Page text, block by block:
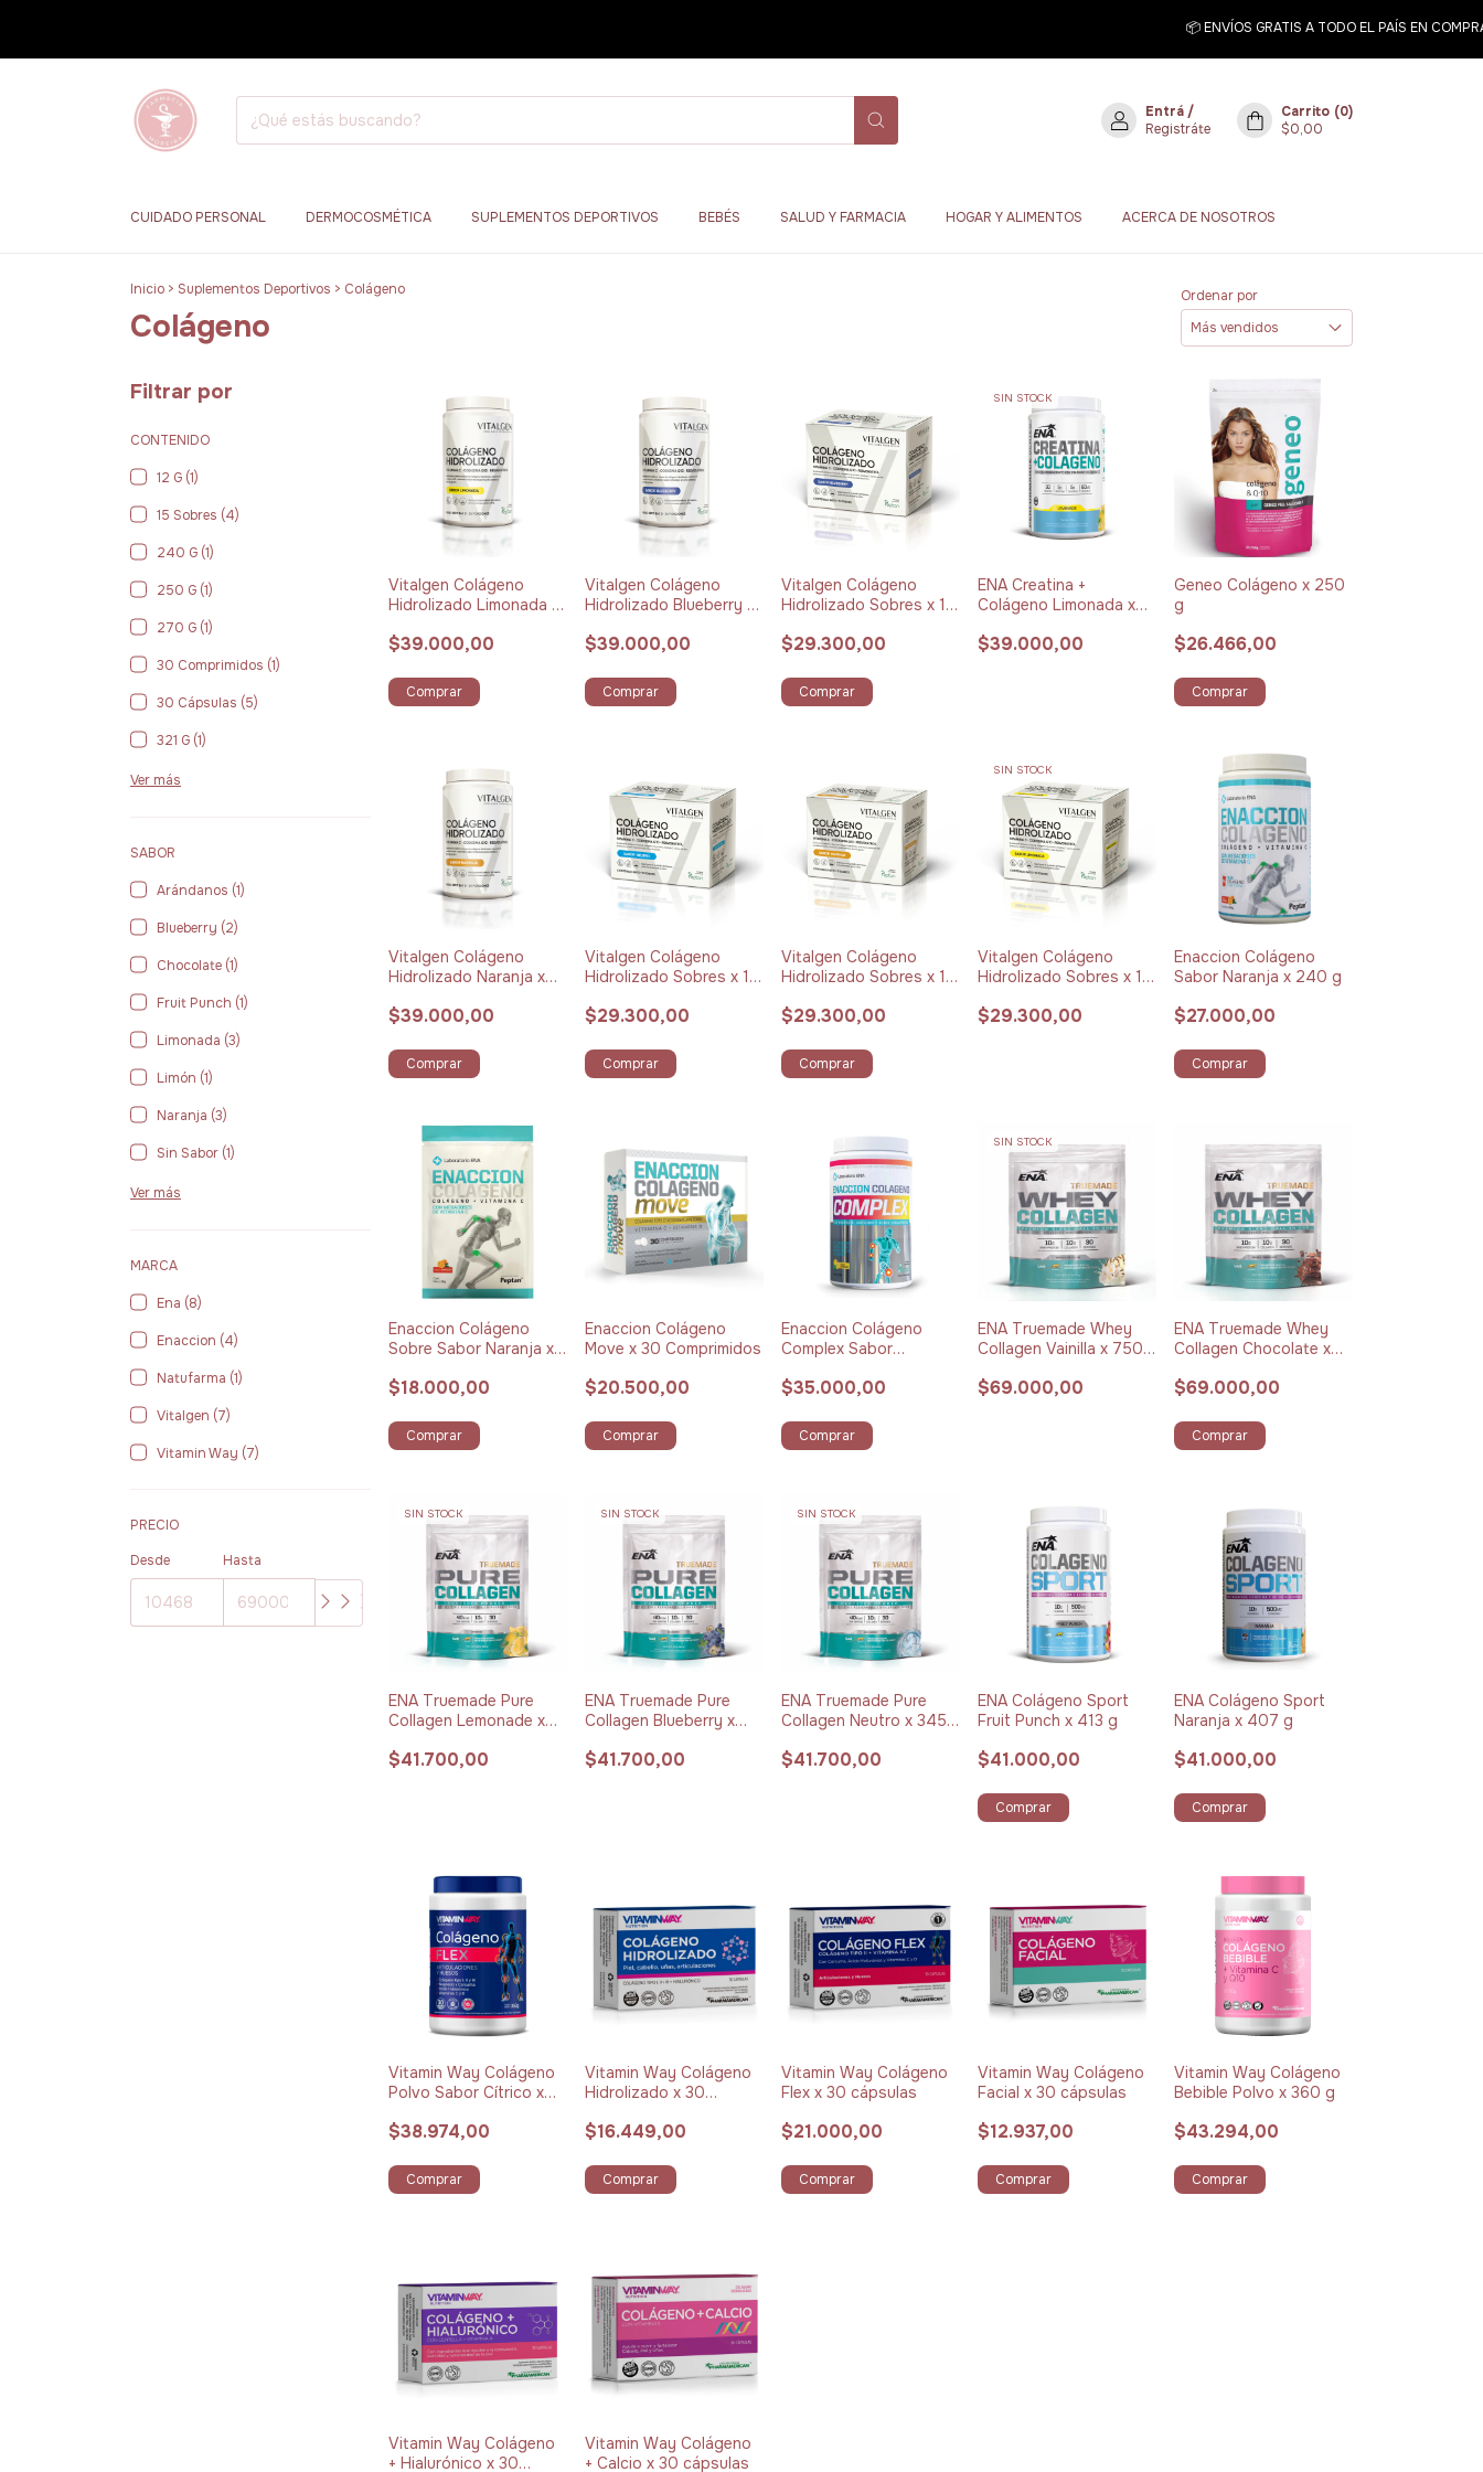
📦 ENVÍOS GRATIS A TODO EL PAÍS EN COMPRAS
Entrá /
Registráte
Carrito (0)
$0,00
CUIDADO PERSONAL DERMOCOSMÉTICA SUPLEMENTOS DEPORTIVOS BEBÉS SALUD Y FARMACIA HOGAR Y ALIMENTOS ACERCA DE NOSOTROS
Inicio > Suplementos Deportivos > Colágeno
Colágeno
Ordenar por
Filtrar por
CONTENIDO
12 G (1)
15 Sobres (4)
240 G (1)
250 G (1)
270 G (1)
30 Comprimidos (1)
30 Cápsulas (5)
321 G (1)
Ver más
SABOR
Arándanos (1)
Blueberry (2)
Chocolate (1)
Fruit Punch (1)
Limonada (3)
Limón (1)
Naranja (3)
Sin Sabor (1)
Ver más
MARCA
Ena (8)
Enaccion (4)
Natufarma (1)
Vitalgen (7)
Vitamin Way (7)
PRECIO
Desde
Hasta
Vitalgen Colágeno
Hidrolizado Limonada x
$39.000,00
Comprar
Vitalgen Colágeno
Hidrolizado Blueberry x
$39.000,00
Comprar
Vitalgen Colágeno
Hidrolizado Sobres x 12
$29.300,00
Comprar
SIN STOCK
ENA Creatina +
Colágeno Limonada x
$39.000,00
Geneo Colágeno x 250
g
$26.466,00
Comprar
Vitalgen Colágeno
Hidrolizado Naranja x
$39.000,00
Comprar
Vitalgen Colágeno
Hidrolizado Sobres x 12
$29.300,00
Comprar
Vitalgen Colágeno
Hidrolizado Sobres x 12
$29.300,00
Comprar
SIN STOCK
Vitalgen Colágeno
Hidrolizado Sobres x 12
$29.300,00
Enaccion Colágeno
Sabor Naranja x 240 g
$27.000,00
Comprar
Enaccion Colágeno
Sobre Sabor Naranja x
$18.000,00
Comprar
Enaccion Colágeno
Move x 30 Comprimidos
$20.500,00
Comprar
Enaccion Colágeno
Complex Sabor
$35.000,00
Comprar
SIN STOCK
ENA Truemade Whey
Collagen Vainilla x 750
$69.000,00
ENA Truemade Whey
Collagen Chocolate x
$69.000,00
Comprar
SIN STOCK
ENA Truemade Pure
Collagen Lemonade x
$41.700,00
SIN STOCK
ENA Truemade Pure
Collagen Blueberry x
$41.700,00
SIN STOCK
ENA Truemade Pure
Collagen Neutro x 345
$41.700,00
ENA Colágeno Sport
Fruit Punch x 413 g
$41.000,00
Comprar
ENA Colágeno Sport
Naranja x 407 g
$41.000,00
Comprar
Vitamin Way Colágeno
Polvo Sabor Cítrico x
$38.974,00
Comprar
Vitamin Way Colágeno
Hidrolizado x 30
$16.449,00
Comprar
Vitamin Way Colágeno
Flex x 30 cápsulas
$21.000,00
Comprar
Vitamin Way Colágeno
Facial x 30 cápsulas
$12.937,00
Comprar
Vitamin Way Colágeno
Bebible Polvo x 360 g
$43.294,00
Comprar
Vitamin Way Colágeno
+ Hialurónico x 30
Vitamin Way Colágeno
+ Calcio x 30 cápsulas